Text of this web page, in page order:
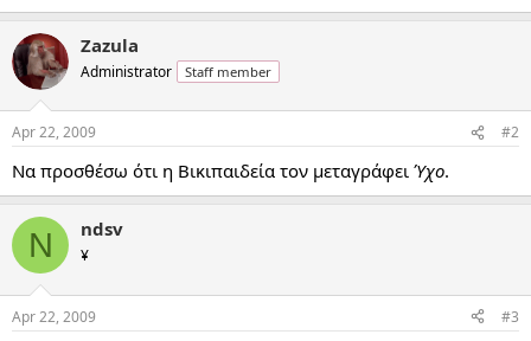
Zazula
Administrator Staff member
Apr 22, 2009 #2
Να προσθέσω ότι η Βικιπαιδεία τον μεταγράφει Ύχο.
N ndsv
¥
Apr 22, 2009 #3